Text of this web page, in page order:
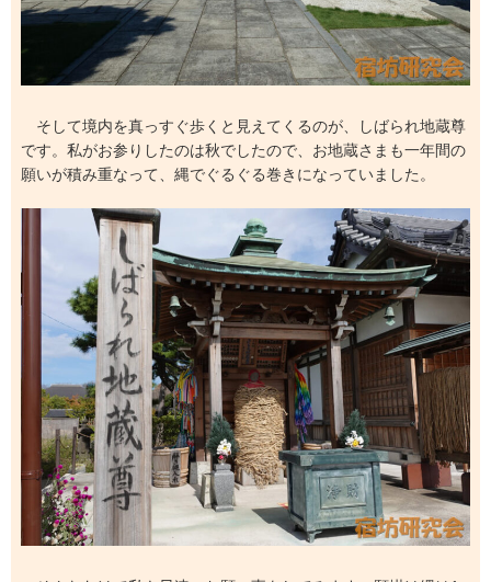
そして境内を真っすぐ歩くと見えてくるのが、しばられ地蔵尊
です。私がお参りしたのは秋でしたので、お地蔵さまも一年間の
願いが積み重なって、縄でぐるぐる巻きになっていました。